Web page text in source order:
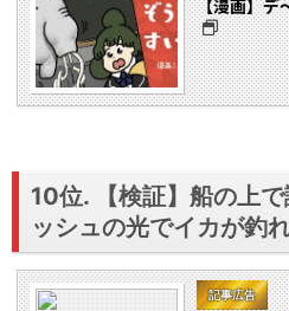
【漫画】デ
10位. 【検証】船の上
ッシュの光でイカが釣
記事広告